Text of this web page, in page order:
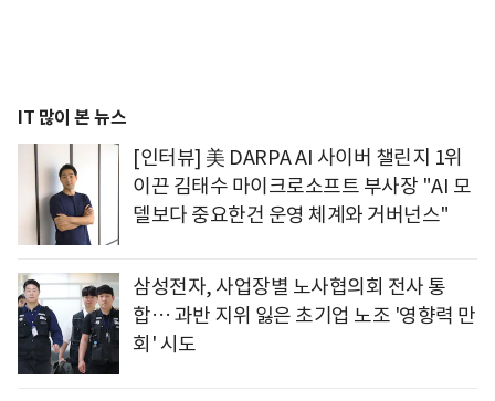
IT 많이 본 뉴스
[인터뷰] 美 DARPA AI 사이버 챌린지 1위
이끈 김태수 마이크로소프트 부사장 "AI 모
델보다 중요한건 운영 체계와 거버넌스"
삼성전자, 사업장별 노사협의회 전사 통
합… 과반 지위 잃은 초기업 노조 '영향력 만
회' 시도